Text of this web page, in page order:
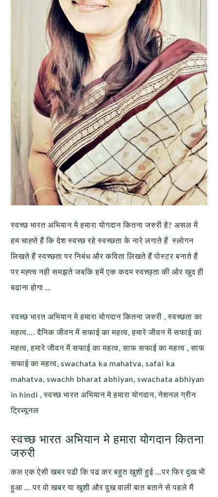
स्वच्छ भारत अभियान मे हमारा योगदान कितना जरुरी है? असल में
हम चाह्ते हैं कि देश स्वच्छ रहे स्वच्छता के नारे लगाते हैं स्लोगन
लिखते हैं स्वच्छता पर निबंध और कविता लिखते हैं पोस्टर बनाते हैं
पर मह्त्व नही समझते जबकि हमें एक कदम स्वच्छ्ता की ओर खुद ही
बढाना होगा …
स्वच्छ भारत अभियान मे हमारा योगदान कितना जरुरी , स्वच्छता का
महत्व…. दैनिक जीवन में सफाई का महत्व, हमारे जीवन में सफाई का
महत्व, हमारे जीवन में सफाई का महत्व, साफ सफाई का महत्व , साफ
सफाई का महत्व, swachata ka mahatva, safai ka
mahatva, swachh bharat abhiyan, swachata abhiyan
in hindi , स्वच्छ भारत अभियान मे हमारा योगदान, नेशनल ग्रीन
ट्रिब्यूनल
स्वच्छ भारत अभियान मे हमारा योगदान कितना
जरुरी
कल एक ऐसी खबर पढी कि पढ कर बहुत खुशी हुई …पर फिर दुख भी
हुआ … पर वो खबर या खुशी और दुख वाली बात बताने से पहले मैं